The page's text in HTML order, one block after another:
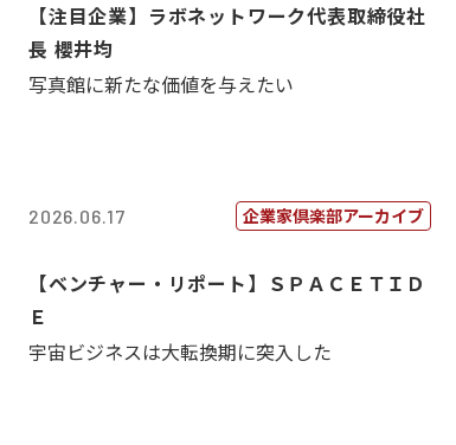
【注目企業】ラボネットワーク代表取締役社
長 櫻井均
写真館に新たな価値を与えたい
2026.06.17 企業家倶楽部アーカイブ
【ベンチャー・リポート】ＳＰＡＣＥＴＩＤ
Ｅ
宇宙ビジネスは大転換期に突入した